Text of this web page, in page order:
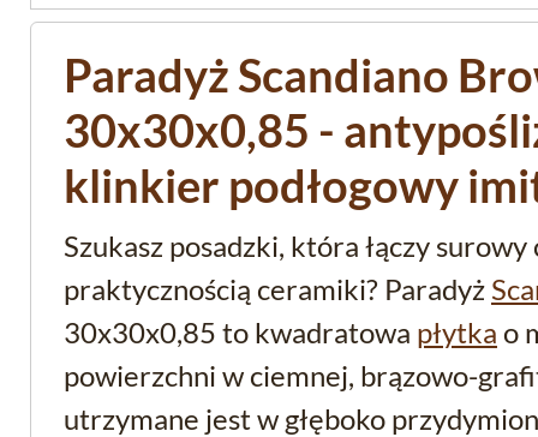
Paradyż Scandiano
30x30x0,85 -
klinkier podłogowy
Szukasz posadzki, która łączy
praktycznością ceramiki? Paradyż
30x30x0,85 to kwadratowa płytka o
powierzchni w ciemnej, brązowo-
utrzymane jest w głęboko